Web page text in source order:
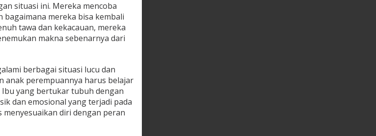
situasi ini. Mereka mencoba
mereka bisa kembali
tawa dan kekacauan, mereka
makna sebenarnya dari
berbagai situasi lucu dan
anak perempuannya harus belajar
yang bertukar tubuh dengan
dan emosional yang terjadi pada
menyesuaikan diri dengan peran